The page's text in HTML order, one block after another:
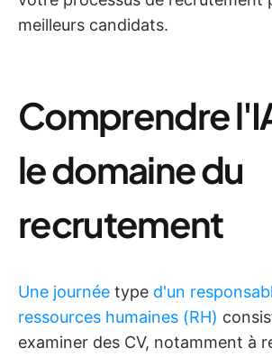
meilleurs candidats.
Comprendre
le domaine du
recrutement
Une journée type d'un
ressources humaines (RH)
examiner des CV, notamment à